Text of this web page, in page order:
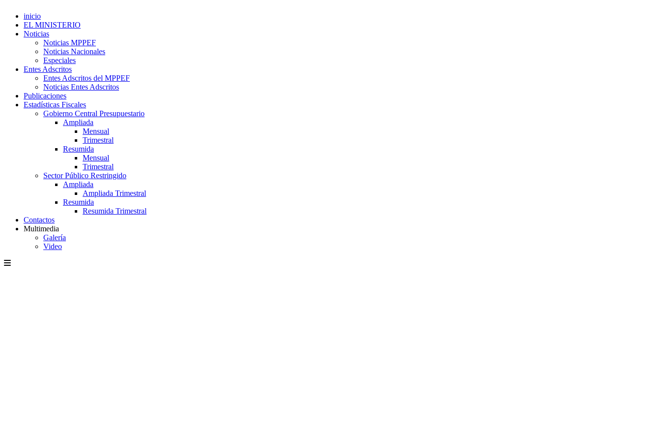
inicio
EL MINISTERIO
Noticias
Noticias MPPEF
Noticias Nacionales
Especiales
Entes Adscritos
Entes Adscritos del MPPEF
Noticias Entes Adscritos
Publicaciones
Estadísticas Fiscales
Gobierno Central Presupuestario
Ampliada
Mensual
Trimestral
Resumida
Mensual
Trimestral
Sector Público Restringido
Ampliada
Ampliada Trimestral
Resumida
Resumida Trimestral
Contactos
Multimedia
Galería
Video